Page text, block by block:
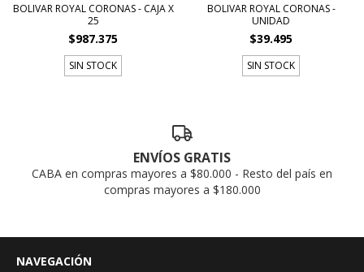
BOLIVAR ROYAL CORONAS - CAJA X
25
$987.375
SIN STOCK
BOLIVAR ROYAL CORONAS -
UNIDAD
$39.495
SIN STOCK
ENVÍOS GRATIS
CABA en compras mayores a $80.000 - Resto del país en
compras mayores a $180.000
NAVEGACIÓN